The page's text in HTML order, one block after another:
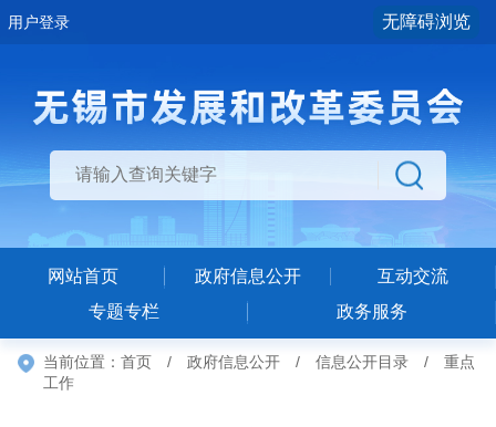
用户登录 无障碍浏览
网站首页 政府信息公开
互动交流
专题专栏
政务服务
当前位置： 首页 / 政府信息公开 / 信息公开目录 /
重点
工作